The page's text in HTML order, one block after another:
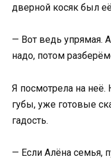
дверной косяк был
— Вот ведь упрямая.
надо, потом
Я посмотрела на неё.
губы, уже готовые
гадость.
— Если Алёна семья,